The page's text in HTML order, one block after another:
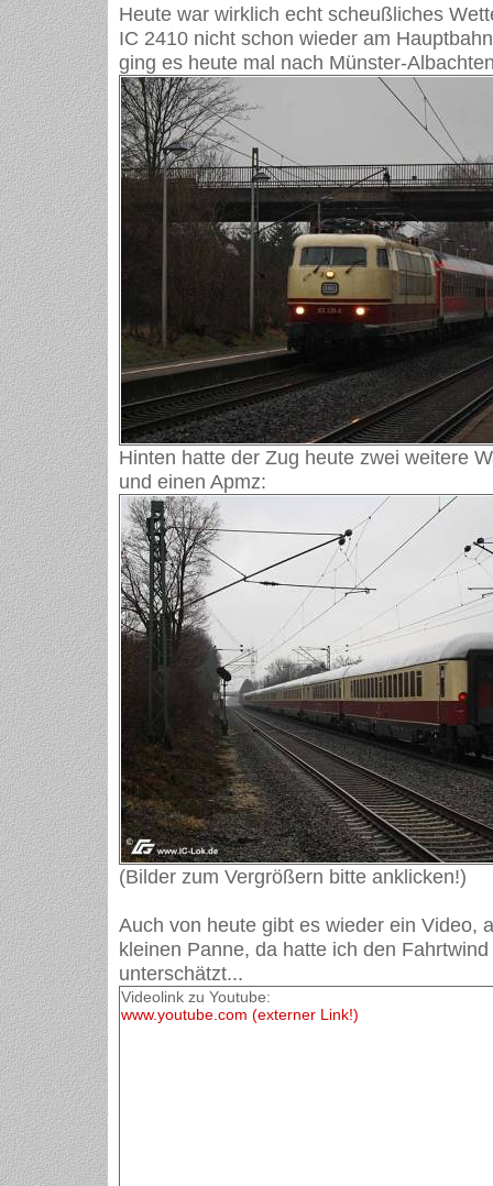
Heute war wirklich echt scheußliches
IC 2410 nicht schon wieder am
ging es heute mal nach Münster-
Hinten hatte der Zug heute zwei weitere
und einen Apmz:
(Bilder zum Vergrößern bitte anklicken!)
Auch von heute gibt es wieder ein Video,
kleinen Panne, da hatte ich den
unterschätzt...
Videolink zu Youtube:
www.youtube.com (externer Link!)